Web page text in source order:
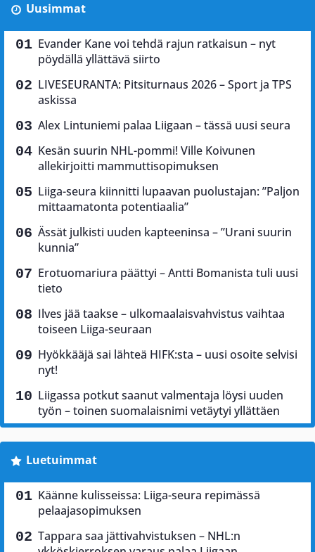
Uusimmat
Evander Kane voi tehdä rajun ratkaisun – nyt
pöydällä yllättävä siirto
LIVESEURANTA: Pitsiturnaus 2026 – Sport ja TPS
askissa
Alex Lintuniemi palaa Liigaan – tässä uusi seura
Kesän suurin NHL-pommi! Ville Koivunen
allekirjoitti mammuttisopimuksen
Liiga-seura kiinnitti lupaavan puolustajan: ”Paljon
mittaamatonta potentiaalia”
Ässät julkisti uuden kapteeninsa – ”Urani suurin
kunnia”
Erotuomariura päättyi – Antti Bomanista tuli uusi
tieto
Ilves jää taakse – ulkomaalaisvahvistus vaihtaa
toiseen Liiga-seuraan
Hyökkääjä sai lähteä HIFK:sta – uusi osoite selvisi
nyt!
Liigassa potkut saanut valmentaja löysi uuden
työn – toinen suomalaisnimi vetäytyi yllättäen
Luetuimmat
Käänne kulisseissa: Liiga-seura repimässä
pelaajasopimuksen
Tappara saa jättivahvistuksen – NHL:n